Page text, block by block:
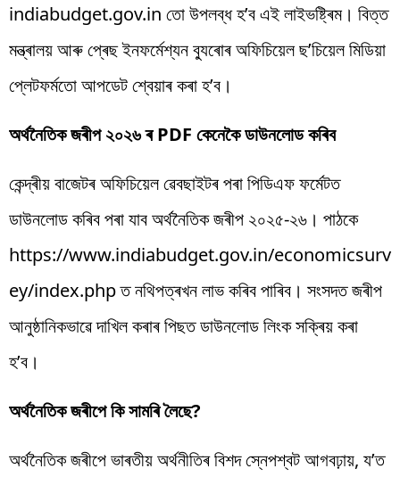
indiabudget.gov.in তো উপলব্ধ হ’ব এই লাইভষ্ট্ৰিম। বিত্ত
মন্ত্ৰালয় আৰু প্ৰেছ ইনফৰ্মেশ্যন ব্যুৰোৰ অফিচিয়েল ছ’চিয়েল মিডিয়া
প্লেটফৰ্মতো আপডেট শ্বেয়াৰ কৰা হ’ব।
অৰ্থনৈতিক জৰীপ ২০২৬ ৰ PDF কেনেকৈ ডাউনলোড কৰিব
কেন্দ্ৰীয় বাজেটৰ অফিচিয়েল ৱেবছাইটৰ পৰা পিডিএফ ফৰ্মেটত
ডাউনলোড কৰিব পৰা যাব অৰ্থনৈতিক জৰীপ ২০২৫-২৬। পাঠকে
https://www.indiabudget.gov.in/economicsurv
ey/index.php ত নথিপত্ৰখন লাভ কৰিব পাৰিব। সংসদত জৰীপ
আনুষ্ঠানিকভাৱে দাখিল কৰাৰ পিছত ডাউনলোড লিংক সক্ৰিয় কৰা
হ’ব।
অৰ্থনৈতিক জৰীপে কি সামৰি লৈছে?
অৰ্থনৈতিক জৰীপে ভাৰতীয় অৰ্থনীতিৰ বিশদ স্নেপশ্বট আগবঢ়ায়, য’ত